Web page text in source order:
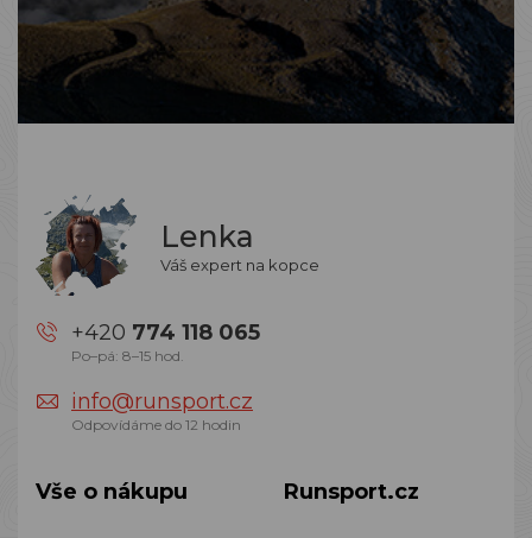
Lenka
Váš expert na kopce
+420 774 118 065
Po–pá: 8–15 hod.
info@runsport.cz
Odpovídáme do 12 hodin
Vše o nákupu Runsport.cz